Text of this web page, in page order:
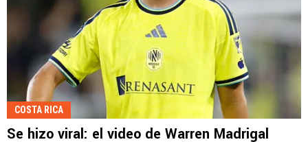
COSTA RICA
Se hizo viral: el video de Warren Madrigal